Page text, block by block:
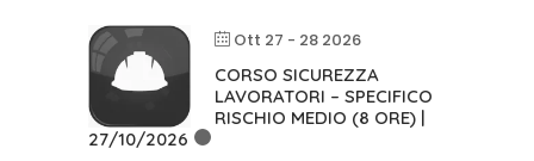
Ott 27 - 28 2026
CORSO SICUREZZA
LAVORATORI – SPECIFICO
RISCHIO MEDIO (8 ORE) |
27/10/2026